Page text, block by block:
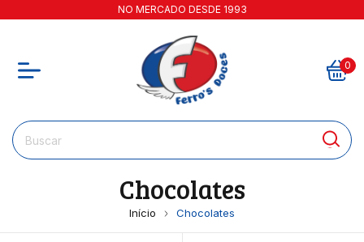
NO MERCADO DESDE 1993
0
Chocolates
Início Chocolates